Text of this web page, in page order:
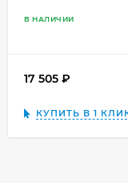
В НАЛИЧИИ
17 505
КУПИТЬ В 1